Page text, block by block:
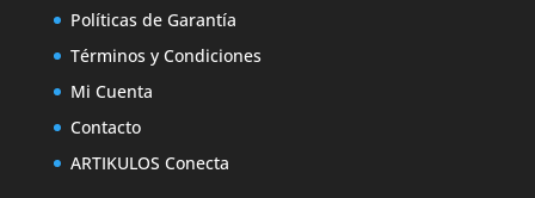
Políticas de Garantía
Términos y Condiciones
Mi Cuenta
Contacto
ARTIKULOS Conecta